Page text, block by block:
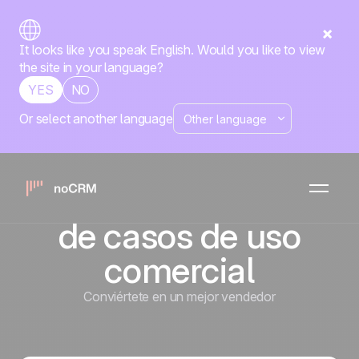
It looks like you speak English. Would you like to view
the site in your language?
YES
NO
Or select another language
API simplificada
para la
implementación
de casos de uso
comercial
Conviértete en un mejor vendedor